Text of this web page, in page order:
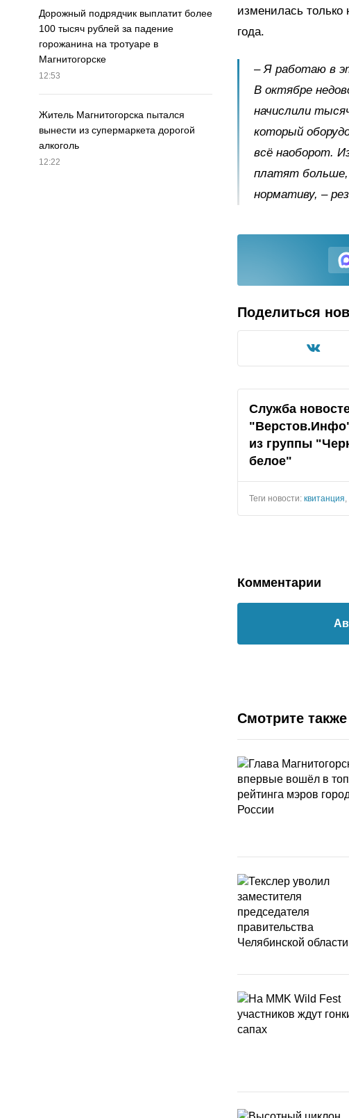
Дорожный подрядчик выплатит более
100 тысяч рублей за падение
горожанина на тротуаре в
Магнитогорске
12:53
Житель Магнитогорска пытался
вынести из супермаркета дорогой
алкоголь
12:22
изменилась только
года.
– Я работаю в
В октябре
начислили
который
всё наоборот.
платят больше,
нормативу, –
Поделиться
Служба
из группы
белое"
Теги новости: квитанция
Комментарии
Смотрите также